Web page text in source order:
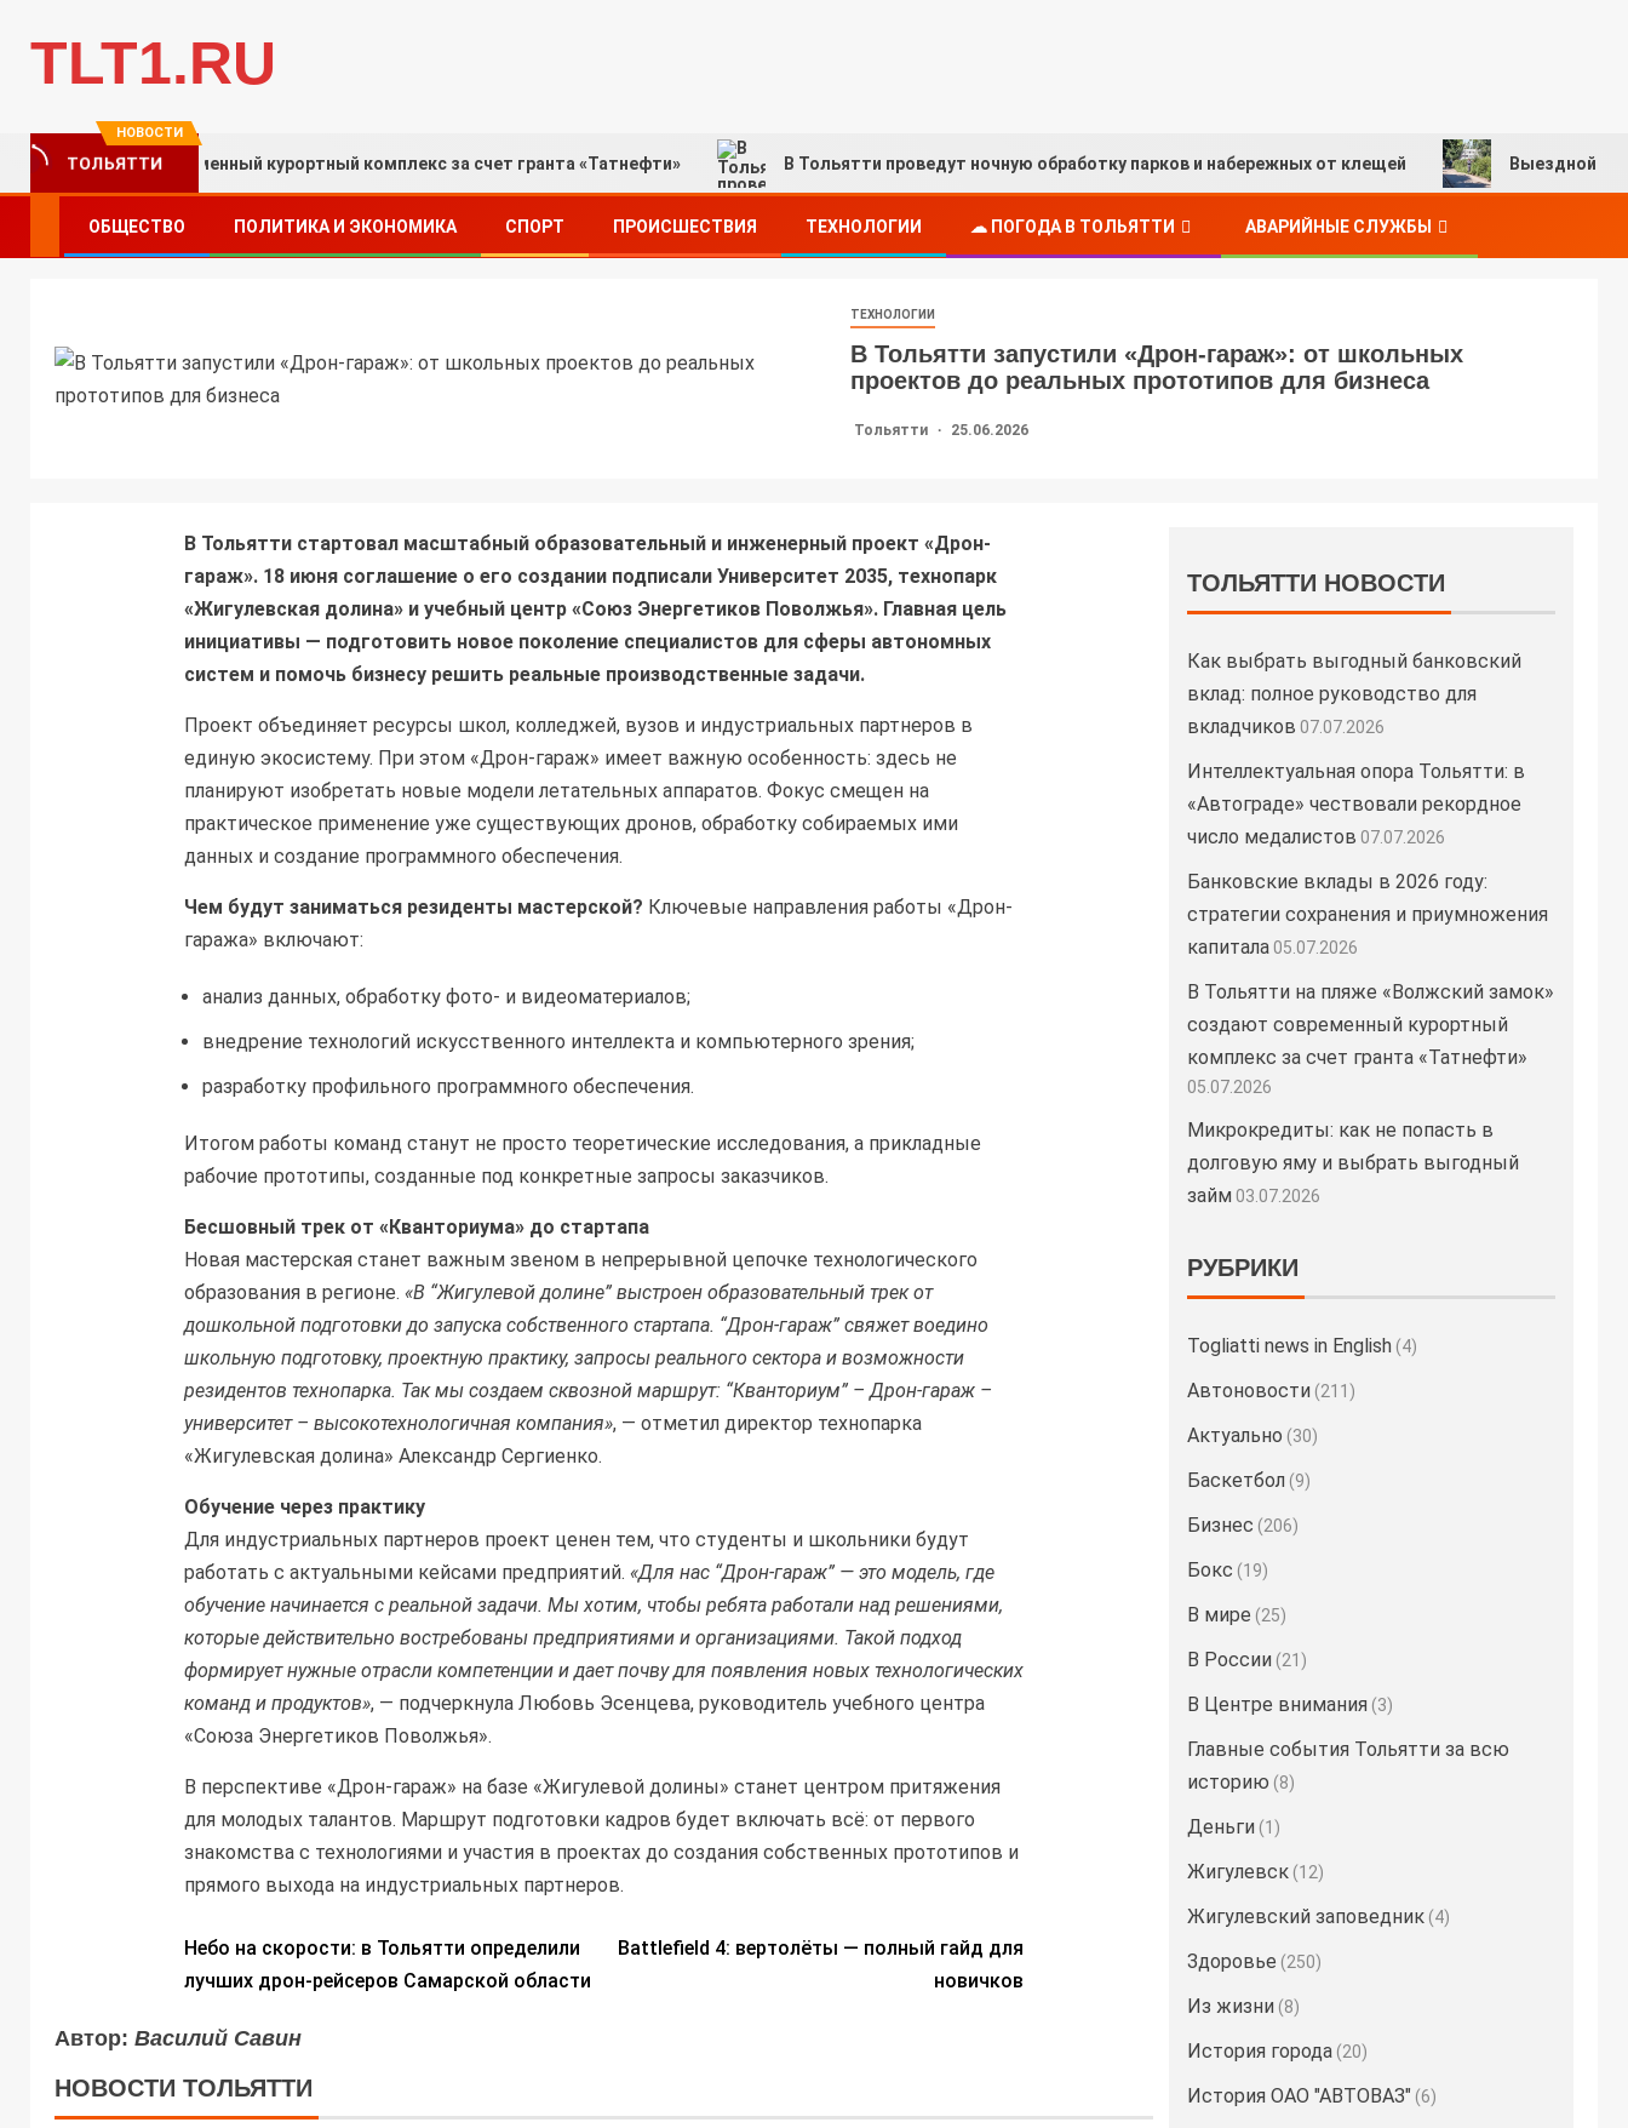
TLT1.RU
НОВОСТИ
ТОЛЬЯТТИ
современный курортный комплекс за счет гранта «Татнефти» В Тольятти проведут ночную обработку парков и набережных от клещей Выездной контроль
ОБЩЕСТВО ПОЛИТИКА И ЭКОНОМИКА СПОРТ ПРОИСШЕСТВИЯ ТЕХНОЛОГИИ ☁ ПОГОДА В ТОЛЬЯТТИ АВАРИЙНЫЕ СЛУЖБЫ
ТЕХНОЛОГИИ
В Тольятти запустили «Дрон-гараж»: от школьных
проектов до реальных прототипов для бизнеса
Тольятти 25.06.2026
В Тольятти стартовал масштабный образовательный и инженерный проект «Дрон-
гараж». 18 июня соглашение о его создании подписали Университет 2035, технопарк
«Жигулевская долина» и учебный центр «Союз Энергетиков Поволжья». Главная цель
инициативы — подготовить новое поколение специалистов для сферы автономных
систем и помочь бизнесу решить реальные производственные задачи.
Проект объединяет ресурсы школ, колледжей, вузов и индустриальных партнеров в
единую экосистему. При этом «Дрон-гараж» имеет важную особенность: здесь не
планируют изобретать новые модели летательных аппаратов. Фокус смещен на
практическое применение уже существующих дронов, обработку собираемых ими
данных и создание программного обеспечения.
Чем будут заниматься резиденты мастерской? Ключевые направления работы «Дрон-
гаража» включают:
анализ данных, обработку фото- и видеоматериалов;
внедрение технологий искусственного интеллекта и компьютерного зрения;
разработку профильного программного обеспечения.
Итогом работы команд станут не просто теоретические исследования, а прикладные
рабочие прототипы, созданные под конкретные запросы заказчиков.
Бесшовный трек от «Кванториума» до стартапа
Новая мастерская станет важным звеном в непрерывной цепочке технологического
образования в регионе. «В “Жигулевой долине” выстроен образовательный трек от
дошкольной подготовки до запуска собственного стартапа. “Дрон-гараж” свяжет воедино
школьную подготовку, проектную практику, запросы реального сектора и возможности
резидентов технопарка. Так мы создаем сквозной маршрут: “Кванториум” – Дрон-гараж –
университет – высокотехнологичная компания», — отметил директор технопарка
«Жигулевская долина» Александр Сергиенко.
Обучение через практику
Для индустриальных партнеров проект ценен тем, что студенты и школьники будут
работать с актуальными кейсами предприятий. «Для нас “Дрон-гараж” — это модель, где
обучение начинается с реальной задачи. Мы хотим, чтобы ребята работали над решениями,
которые действительно востребованы предприятиями и организациями. Такой подход
формирует нужные отрасли компетенции и дает почву для появления новых технологических
команд и продуктов», — подчеркнула Любовь Эсенцева, руководитель учебного центра
«Союза Энергетиков Поволжья».
В перспективе «Дрон-гараж» на базе «Жигулевой долины» станет центром притяжения
для молодых талантов. Маршрут подготовки кадров будет включать всё: от первого
знакомства с технологиями и участия в проектах до создания собственных прототипов и
прямого выхода на индустриальных партнеров.
Небо на скорости: в Тольятти определили
лучших дрон-рейсеров Самарской области
Battlefield 4: вертолёты — полный гайд для
новичков
Автор: Василий Савин
НОВОСТИ ТОЛЬЯТТИ
ТОЛЬЯТТИ НОВОСТИ
Как выбрать выгодный банковский
вклад: полное руководство для
вкладчиков 07.07.2026
Интеллектуальная опора Тольятти: в
«Автограде» чествовали рекордное
число медалистов 07.07.2026
Банковские вклады в 2026 году:
стратегии сохранения и приумножения
капитала 05.07.2026
В Тольятти на пляже «Волжский замок»
создают современный курортный
комплекс за счет гранта «Татнефти»
05.07.2026
Микрокредиты: как не попасть в
долговую яму и выбрать выгодный
займ 03.07.2026
РУБРИКИ
Togliatti news in English (4)
Автоновости (211)
Актуально (30)
Баскетбол (9)
Бизнес (206)
Бокс (19)
В мире (25)
В России (21)
В Центре внимания (3)
Главные события Тольятти за всю
историю (8)
Деньги (1)
Жигулевск(12)
Жигулевский заповедник(4)
Здоровье (250)
Из жизни (8)
История города(20)
История ОАО "АВТОВАЗ" (6)